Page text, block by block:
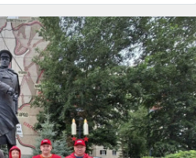
о кандидата, комиссия не
документах и
о регистрации списка.
первой партией,
для участия в этих